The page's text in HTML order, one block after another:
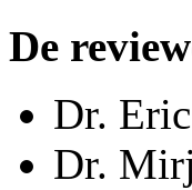
De
Dr.
Dr.